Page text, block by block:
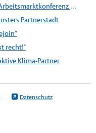
Blick ins Nachbarland: Arbeitsmarktkonferenz der Städte Münster und Enschede
Partnerstadt
recht!"
Klima-Partner
Datenschutz